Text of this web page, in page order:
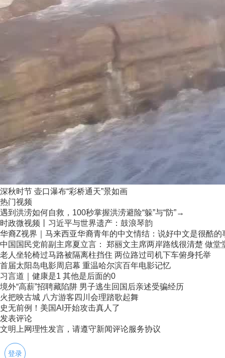
深秋时节 壶口瀑布“彩桥通天”景如画
热门视频
遇到洪涝如何自救，100秒掌握洪涝避险“躲”与“防”→
时政微视频丨习近平与世界遗产：鼓浪琴韵
华裔Z视界｜马来西亚华裔青年的中文情结：说好中文是很酷的
中国国民党前副主席夏立言： 郑丽文主席两岸路线很清楚 做堂
老人坐轮椅过马路被隔离柱挡住 两位路过司机下车俯身托举
首届太阳岛电影周启幕 重温哈尔滨百年电影记忆
习言道｜健康是1 其他是后面的0
境外“高薪”招聘藏陷阱 男子逃生回国后亲述受骗经历
火把映古城 八方游客四川会理踏歌起舞
史无前例！美国AI开始攻击真人了
发表评论
文明上网理性发言，请遵守新闻评论服务协议
登录